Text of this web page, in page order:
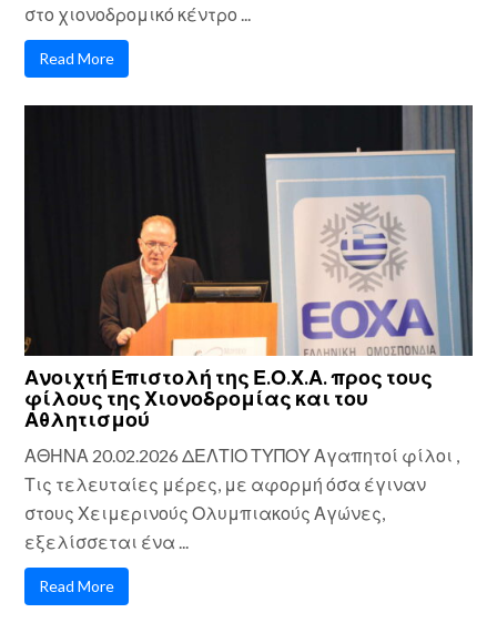
στο χιονοδρομικό κέντρο ...
Read More
Ανοιχτή Επιστολή της Ε.Ο.Χ.Α. προς τους
φίλους της Χιονοδρομίας και του
Αθλητισμού
ΑΘΗΝΑ 20.02.2026 ΔΕΛΤΙΟ ΤΥΠΟΥ Αγαπητοί φίλοι ,
Τις τελευταίες μέρες, με αφορμή όσα έγιναν
στους Χειμερινούς Ολυμπιακούς Αγώνες,
εξελίσσεται ένα ...
Read More